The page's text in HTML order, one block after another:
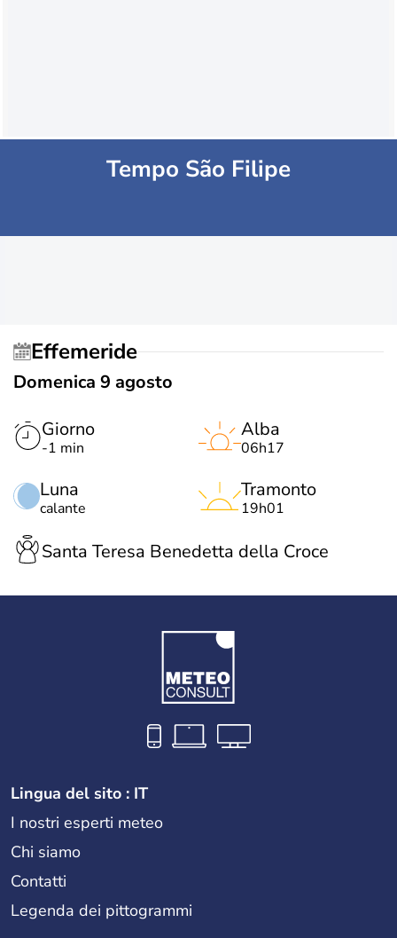
Tempo São Filipe
Effemeride
Domenica 9 agosto
Giorno
-1 min
Luna
calante
Alba
06h17
Tramonto
19h01
Santa Teresa Benedetta della Croce
Lingua del sito : IT
I nostri esperti meteo
Chi siamo
Contatti
Legenda dei pittogrammi